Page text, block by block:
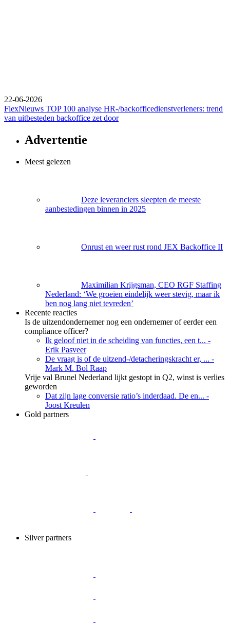
22-06-2026
FlexNieuws TOP 100 analyse HR-/backofficedienstverleners: trend
van uitbesteden backoffice zet door
Advertentie
Meest gelezen
Deze leveranciers sleepten de meeste
aanbestedingen binnen in 2025
Onrust en weer rust rond JEX Backoffice II
Maximilian Krijgsman, CEO RGF Staffing
Nederland: ‘We groeien eindelijk weer stevig, maar ik
ben nog lang niet tevreden’
Recente reacties
Is de uitzendondernemer nog een ondernemer of eerder een
compliance officer?
Ik geloof niet in de scheiding van functies, een t... -
Erik Pasveer
De vraag is of de uitzend-/detacheringskracht er, ... -
Mark M. Bol Raap
Vrije val Brunel Nederland lijkt gestopt in Q2, winst is verlies
geworden
Dat zijn lage conversie ratio’s inderdaad. De en... -
Joost Kreulen
Gold partners
Silver partners